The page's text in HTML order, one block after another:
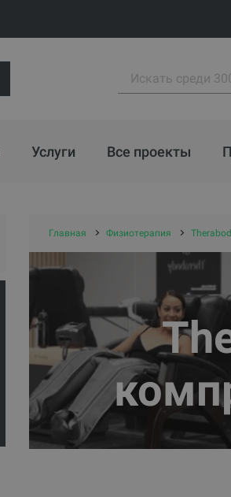
Услуги Все проекты
Главная Физиотерапия